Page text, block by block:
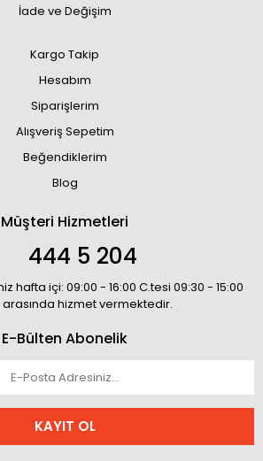
İade ve Değişim
Kargo Takip
Hesabım
Siparişlerim
Alışveriş Sepetim
Beğendiklerim
Blog
Müşteri Hizmetleri
444 5 204
hafta içi: 09:00 - 16:00 C.tesi 09:30 - 15:00
hizmet vermektedir.
E-Bülten Abonelik
KAYIT OL